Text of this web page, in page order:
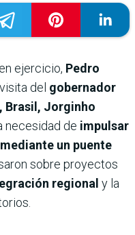
ejercicio, Pedro
del gobernador
Brasil, Jorginho
necesidad de impulsar
un puente
sobre proyectos
regional y la